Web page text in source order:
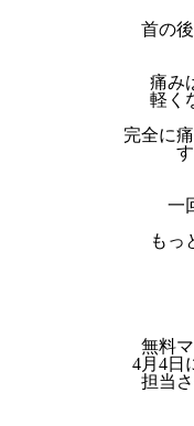
首の
痛み
軽く
完全に
一
もっ
無料
4月4日
担当